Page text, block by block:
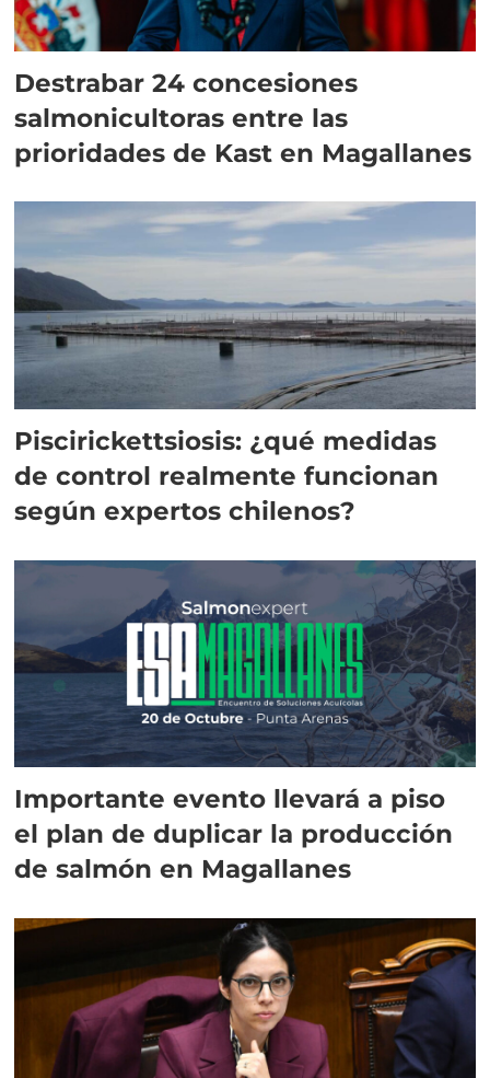
Destrabar 24 concesiones
salmonicultoras entre las
prioridades de Kast en Magallanes
Piscirickettsiosis: ¿qué medidas
de control realmente funcionan
según expertos chilenos?
Importante evento llevará a piso
el plan de duplicar la producción
de salmón en Magallanes